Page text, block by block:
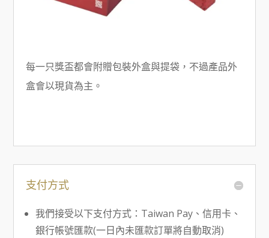
每一只獎盃都會附贈包裝外盒與提袋，不過產品外
盒會以現貨為主。
支付方式
我們接受以下支付方式：Taiwan Pay、信用卡、
銀行帳號匯款(一日內未匯款訂單將自動取消)